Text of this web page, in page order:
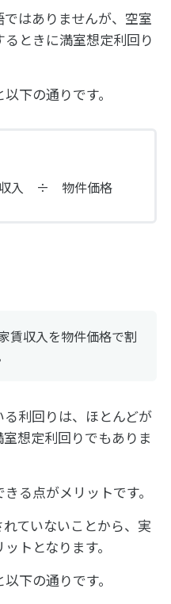
はありませんが、空室
ときに満室想定利回り
下の通りです。
入 ÷ 物件価格
賃収入を物件価格で割
利回りは、ほとんどが
想定利回りでもありま
る点がメリットです。
ていないことから、実
トとなります。
下の通りです。